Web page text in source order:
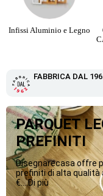
Infissi Aluminio e Legno
FABBRICA DAL
PARQUET
PREFINITI
Disegnarecasa offre
prefiniti di alta qualità
€....Di più